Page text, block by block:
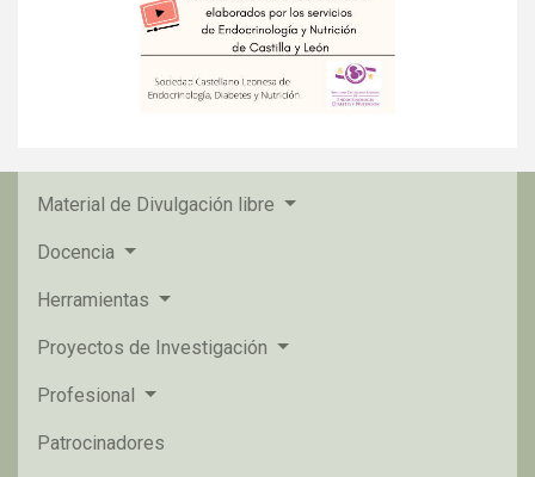
Material de Divulgación libre
Docencia
Herramientas
Proyectos de Investigación
Profesional
Patrocinadores